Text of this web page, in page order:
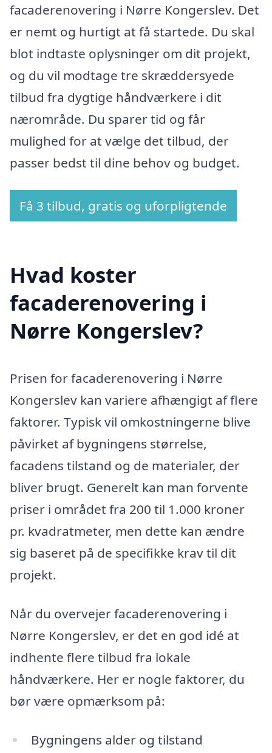
facaderenovering i Nørre Kongerslev. Det
er nemt og hurtigt at få startede. Du skal
blot indtaste oplysninger om dit projekt,
og du vil modtage tre skræddersyede
tilbud fra dygtige håndværkere i dit
nærområde. Du sparer tid og får
mulighed for at vælge det tilbud, der
passer bedst til dine behov og budget.
Få 3 tilbud, gratis og uforpligtende
Hvad koster
facaderenovering i
Nørre Kongerslev?
Prisen for facaderenovering i Nørre
Kongerslev kan variere afhængigt af flere
faktorer. Typisk vil omkostningerne blive
påvirket af bygningens størrelse,
facadens tilstand og de materialer, der
bliver brugt. Generelt kan man forvente
priser i området fra 200 til 1.000 kroner
pr. kvadratmeter, men dette kan ændre
sig baseret på de specifikke krav til dit
projekt.
Når du overvejer facaderenovering i
Nørre Kongerslev, er det en god idé at
indhente flere tilbud fra lokale
håndværkere. Her er nogle faktorer, du
bør være opmærksom på:
Bygningens alder og tilstand